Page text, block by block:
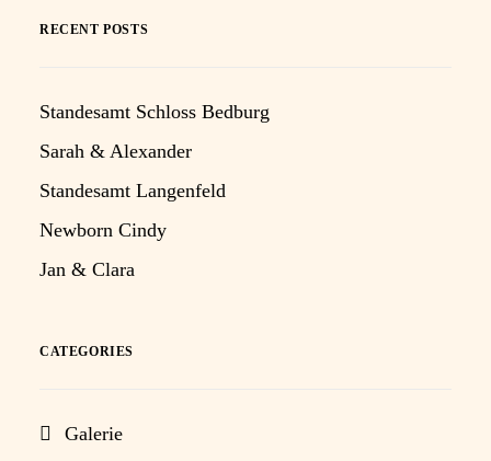
RECENT POSTS
Standesamt Schloss Bedburg
Sarah & Alexander
Standesamt Langenfeld
Newborn Cindy
Jan & Clara
CATEGORIES
Galerie